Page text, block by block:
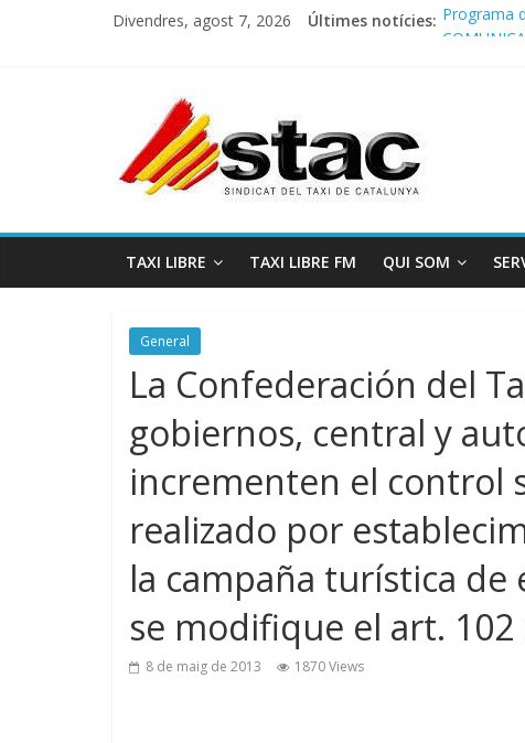
Divendres, agost 7, 2026 Últimes notícies: Programa
TAXI LIBRE TAXI LIBRE FM QUI SOM
General
La Confederación del
gobiernos, central y
incrementen el control
realizado por
la campaña turística de
se modifique el art. 102
8 de maig de 2013 1870 Views